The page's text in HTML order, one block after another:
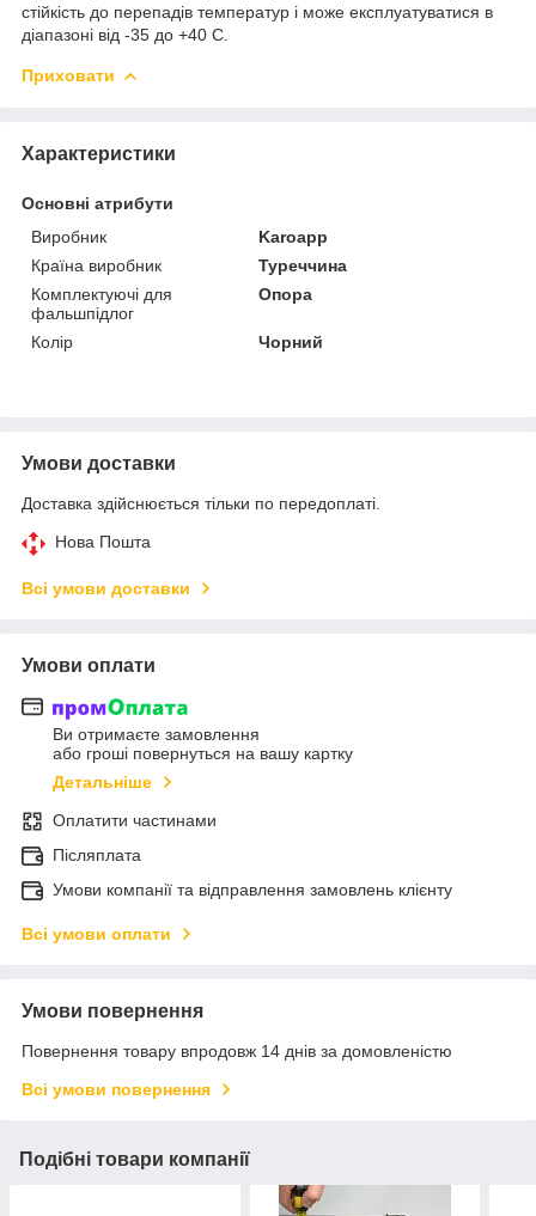
стійкість до перепадів температур і може експлуатуватися в
діапазоні від -35 до +40 С.
Приховати
Характеристики
Основні атрибути
Виробник
Karoapp
Країна виробник
Туреччина
Комплектуючі для
фальшпідлог
Опора
Колір Чорний
Умови доставки
Доставка здійснюється тільки по передоплаті.
Нова Пошта
Всі умови доставки
Умови оплати
Ви отримаєте замовлення
або гроші повернуться на вашу картку
Детальніше
Оплатити частинами
Післяплата
Умови компанії та відправлення замовлень клієнту
Всі умови оплати
Умови повернення
Повернення товару впродовж 14 днів за домовленістю
Всі умови повернення
Подібні товари компанії